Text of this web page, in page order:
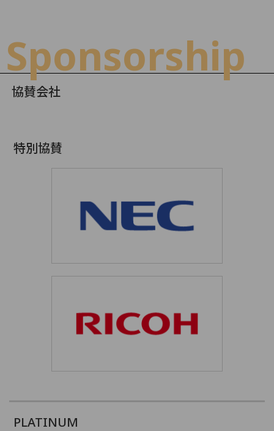
Sponsorship
協賛会社
特別協賛
PLATINUM